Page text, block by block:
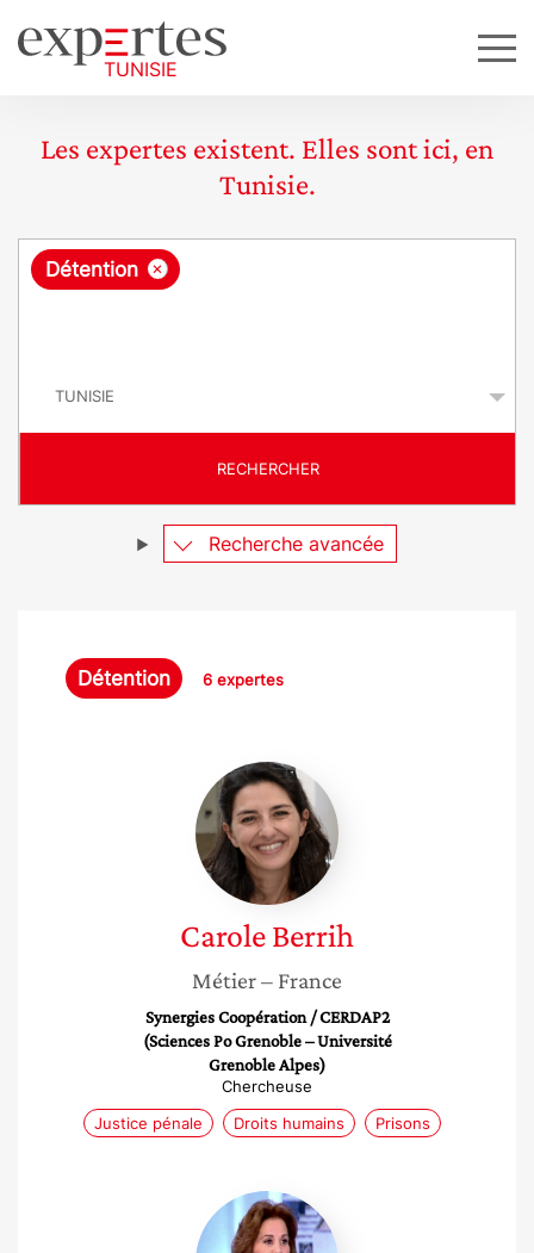
Les expertes existent. Elles sont ici, en
Tunisie.
R
ê
e
×
Détention
RECHERCHER
Recherche avancée
Détention 6 expertes
Carole
Berrih
CaroleBerrih
Métier– France
Synergies Coopération / CERDAP2
(Sciences Po Grenoble – Université
Grenoble Alpes)
Chercheuse
Justice pénale
Droits humains Prisons
Lilia
Bouguira